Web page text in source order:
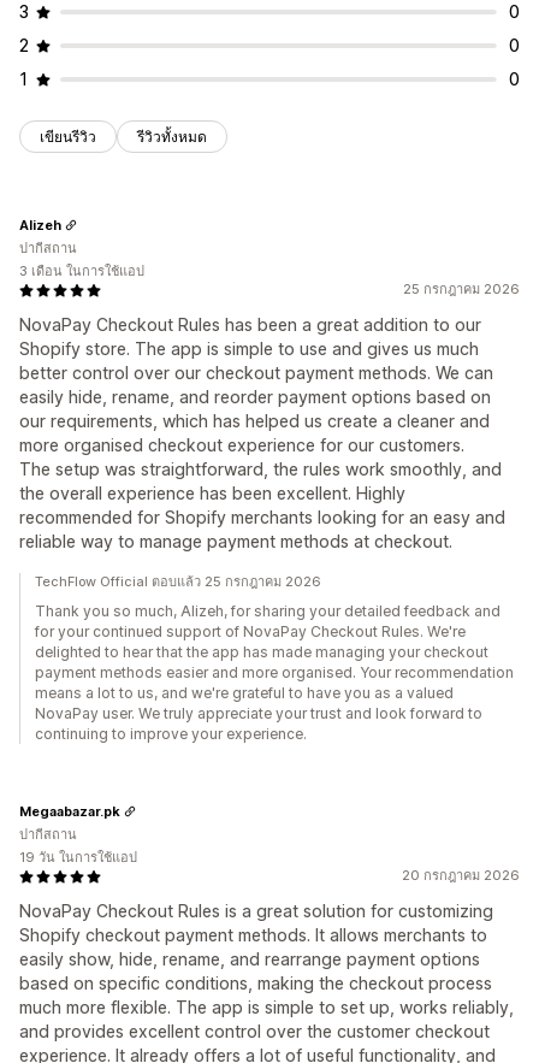
3
0
2
0
1
0
เขียนรีวิว รีวิวทั้งหมด
25 กรกฎาคม 2026
NovaPay Checkout Rules has been a great addition to our
Shopify store. The app is simple to use and gives us much
better control over our checkout payment methods. We can
easily hide, rename, and reorder payment options based on
our requirements, which has helped us create a cleaner and
more organised checkout experience for our customers.
The setup was straightforward, the rules work smoothly, and
the overall experience has been excellent. Highly
recommended for Shopify merchants looking for an easy and
reliable way to manage payment methods at checkout.
Alizeh
ปากีสถาน
3 เดือน ในการใช้แอป
TechFlow Official ตอบแล้ว 25 กรกฎาคม 2026
Thank you so much, Alizeh, for sharing your detailed feedback and
for your continued support of NovaPay Checkout Rules. We're
delighted to hear that the app has made managing your checkout
payment methods easier and more organised. Your recommendation
means a lot to us, and we're grateful to have you as a valued
NovaPay user. We truly appreciate your trust and look forward to
continuing to improve your experience.
20 กรกฎาคม 2026
NovaPay Checkout Rules is a great solution for customizing
Shopify checkout payment methods. It allows merchants to
easily show, hide, rename, and rearrange payment options
based on specific conditions, making the checkout process
much more flexible. The app is simple to set up, works reliably,
and provides excellent control over the customer checkout
experience. It already offers a lot of useful functionality, and
Megaabazar.pk
ปากีสถาน
19 วัน ในการใช้แอป